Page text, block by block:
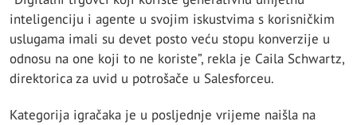
inteligenciju i agente u svojim iskustvima s korisničkim
uslugama imali su devet posto veću stopu konverzije u
odnosu na one koji to ne koriste”, rekla je Caila Schwartz,
direktorica za uvid u potrošače u Salesforceu.
Kategorija igračaka je u posljednje vrijeme naišla na